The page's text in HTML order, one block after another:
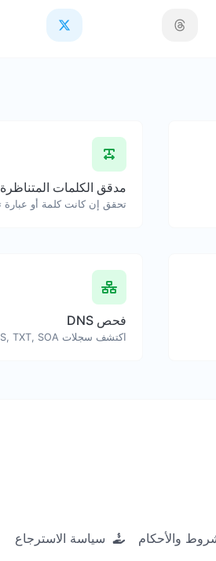
مدقق الكلمات المتناظرة
فحص DNS
والأحكام سياسة الاسترجاع